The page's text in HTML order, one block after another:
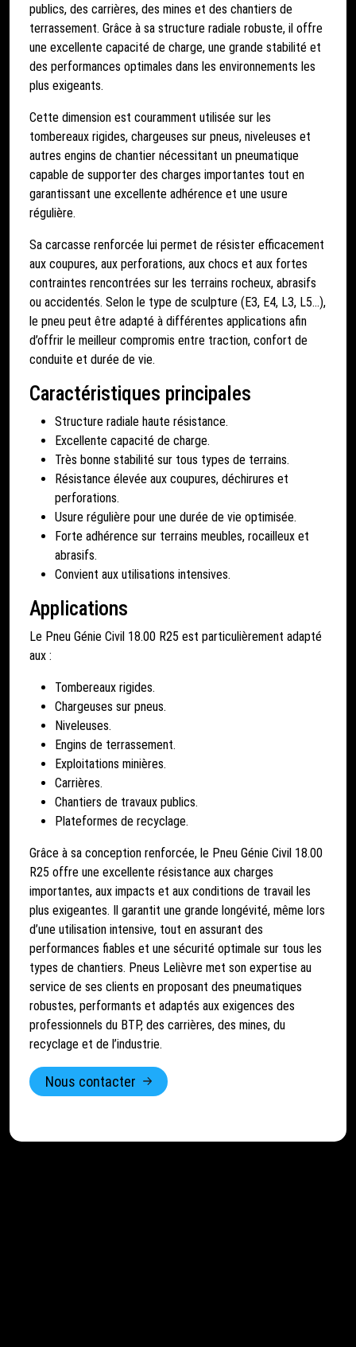
publics, des carrières, des mines et des chantiers de
terrassement. Grâce à sa structure radiale robuste, il offre
une excellente capacité de charge, une grande stabilité et
des performances optimales dans les environnements les
plus exigeants.
Cette dimension est couramment utilisée sur les
tombereaux rigides, chargeuses sur pneus, niveleuses et
autres engins de chantier nécessitant un pneumatique
capable de supporter des charges importantes tout en
garantissant une excellente adhérence et une usure
régulière.
Sa carcasse renforcée lui permet de résister efficacement
aux coupures, aux perforations, aux chocs et aux fortes
contraintes rencontrées sur les terrains rocheux, abrasifs
ou accidentés. Selon le type de sculpture (E3, E4, L3, L5…),
le pneu peut être adapté à différentes applications afin
d’offrir le meilleur compromis entre traction, confort de
conduite et durée de vie.
Caractéristiques principales
Structure radiale haute résistance.
Excellente capacité de charge.
Très bonne stabilité sur tous types de terrains.
Résistance élevée aux coupures, déchirures et
perforations.
Usure régulière pour une durée de vie optimisée.
Forte adhérence sur terrains meubles, rocailleux et
abrasifs.
Convient aux utilisations intensives.
Applications
Le Pneu Génie Civil 18.00 R25 est particulièrement adapté
aux :
Tombereaux rigides.
Chargeuses sur pneus.
Niveleuses.
Engins de terrassement.
Exploitations minières.
Carrières.
Chantiers de travaux publics.
Plateformes de recyclage.
Grâce à sa conception renforcée, le Pneu Génie Civil 18.00
R25 offre une excellente résistance aux charges
importantes, aux impacts et aux conditions de travail les
plus exigeantes. Il garantit une grande longévité, même lors
d’une utilisation intensive, tout en assurant des
performances fiables et une sécurité optimale sur tous les
types de chantiers. Pneus Lelièvre met son expertise au
service de ses clients en proposant des pneumatiques
robustes, performants et adaptés aux exigences des
professionnels du BTP, des carrières, des mines, du
recyclage et de l’industrie.
Nous contacter